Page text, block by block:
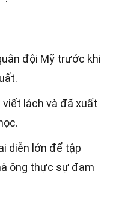
đội Mỹ trước khi
viết lách và đã xuất
diễn lớn để tập
ông thực sự đam